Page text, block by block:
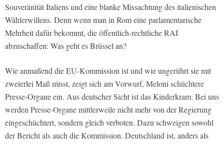
Souveränität Italiens und eine blanke Missachtung des italienischen
Wählerwillens. Denn wenn man in Rom eine parlamentarische
Mehrheit dafür bekommt, die öffentlich-rechtliche RAI
abzuschaffen: Was geht es Brüssel an?
Wie anmaßend die EU-Kommission ist und wie ungerührt sie mit
zweierlei Maß misst, zeigt sich am Vorwurf, Meloni schüchtere
Presse-Organe ein. Aus deutscher Sicht ist das Kinderkram: Bei uns
werden Presse-Organe mittlerweile nicht mehr von der Regierung
eingeschüchtert, sondern gleich verboten. Dazu schweigen sowohl
der Bericht als auch die Kommission. Deutschland ist, anders als